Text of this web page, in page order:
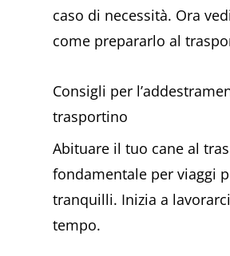
caso di necessità. Ora
come prepararlo al
Consigli per
trasportino
Abituare il tuo cane al
fondamentale per viaggi
tranquilli. Inizia a
tempo.